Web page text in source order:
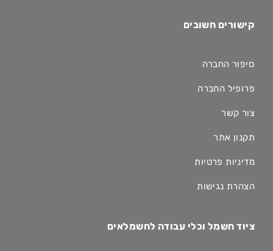
קישורים חשובים
סיפור החברה
פרופיל החברה
צור קשר
תקנון אתר
מדיניות פרטיות
הצהרת נגישות
ציוד חשמל וכלי עבודה לחשמלאים